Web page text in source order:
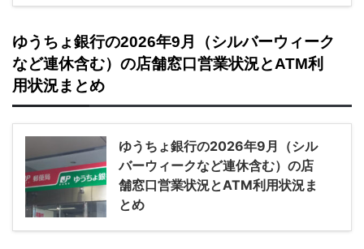
ゆうちょ銀行の2026年9月（シルバーウィーク
など連休含む）の店舗窓口営業状況とATM利
用状況まとめ
ゆうちょ銀行の2026年9月（シル
バーウィークなど連休含む）の店
舗窓口営業状況とATM利用状況ま
とめ